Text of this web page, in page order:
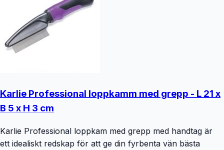
Karlie Professional loppkamm med grepp - L 21 x
B 5 x H 3 cm
Karlie Professional loppkam med grepp med handtag är
ett idealiskt redskap för att ge din fyrbenta vän bästa